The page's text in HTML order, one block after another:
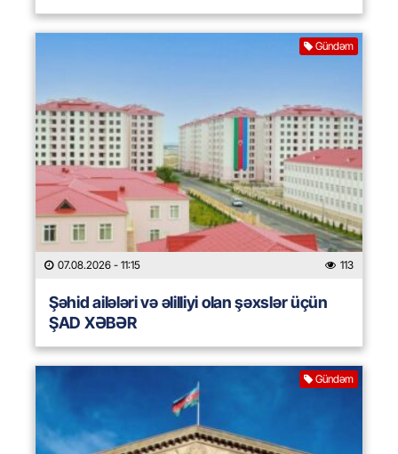
Gündəm
07.08.2026 - 11:15 113
Şəhid ailələri və əlilliyi olan şəxslər üçün
ŞAD XƏBƏR
Gündəm